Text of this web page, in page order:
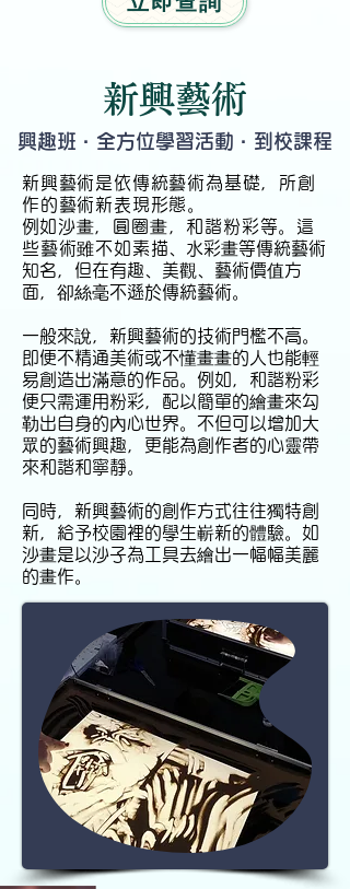
新興藝術
興趣班 · 全方位學習活動 · 到校課程
新興藝術是依傳統藝術為基礎，所創
作的藝術新表現形態。
​例如沙畫，圓圈畫，和諧粉彩等。這
些藝術雖不如素描 、水彩畫等傳統藝術
知名，但在有趣、美觀、藝術價值方
面，卻絲毫不遜於傳統藝術。
一般來說，新興藝術的技術門檻不高。
即便不精通美術或不懂畫畫的人也能輕
易創造出滿意的作品。例如，和諧粉彩
便只需運用粉彩，配以簡單的繪畫來勾
勒出自身的內心世界。不但可以增加大
眾的藝術興趣，更能為創作者的心靈帶
來和諧和寧靜。
同時，新興藝術的創作方式往往獨特創
新，給予校園裡的學生嶄新的體驗。如
沙畫是以沙子為工具去繪出一幅幅美麗
的畫作。